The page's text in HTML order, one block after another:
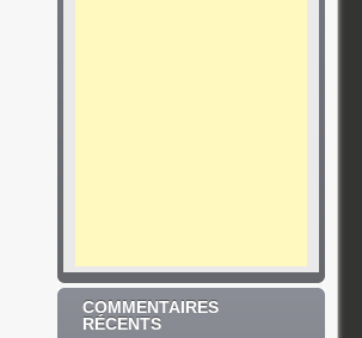
COMMENTAIRES
RÉCENTS